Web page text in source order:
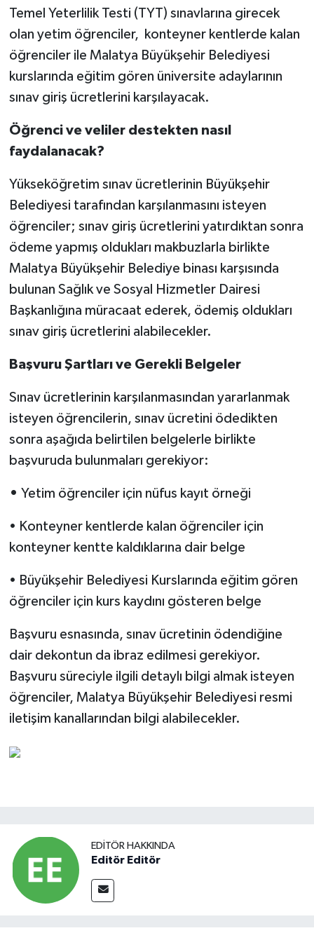
Temel Yeterlilik Testi (TYT) sınavlarına girecek
olan yetim öğrenciler, konteyner kentlerde kalan
öğrenciler ile Malatya Büyükşehir Belediyesi
kurslarında eğitim gören üniversite adaylarının
sınav giriş ücretlerini karşılayacak.
Öğrenci ve veliler destekten nasıl
faydalanacak?
Yükseköğretim sınav ücretlerinin Büyükşehir
Belediyesi tarafından karşılanmasını isteyen
öğrenciler; sınav giriş ücretlerini yatırdıktan sonra
ödeme yapmış oldukları makbuzlarla birlikte
Malatya Büyükşehir Belediye binası karşısında
bulunan Sağlık ve Sosyal Hizmetler Dairesi
Başkanlığına müracaat ederek, ödemiş oldukları
sınav giriş ücretlerini alabilecekler.
Başvuru Şartları ve Gerekli Belgeler
Sınav ücretlerinin karşılanmasından yararlanmak
isteyen öğrencilerin, sınav ücretini ödedikten
sonra aşağıda belirtilen belgelerle birlikte
başvuruda bulunmaları gerekiyor:
• Yetim öğrenciler için nüfus kayıt örneği
• Konteyner kentlerde kalan öğrenciler için
konteyner kentte kaldıklarına dair belge
• Büyükşehir Belediyesi Kurslarında eğitim gören
öğrenciler için kurs kaydını gösteren belge
Başvuru esnasında, sınav ücretinin ödendiğine
dair dekontun da ibraz edilmesi gerekiyor.
Başvuru süreciyle ilgili detaylı bilgi almak isteyen
öğrenciler, Malatya Büyükşehir Belediyesi resmi
iletişim kanallarından bilgi alabilecekler.
EDITÖR HAKKINDA
Editör Editör